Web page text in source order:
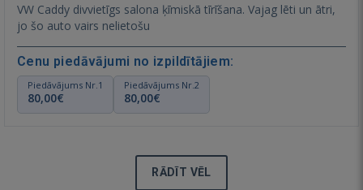
VW Caddy divvietīgs salona ķīmiskā tīrīšana. Vajag lēti un ātri,
jo šo auto vairs nelietošu
Cenu piedāvājumi no izpildītājiem:
Piedāvājums Nr.1
80,00€
Piedāvājums Nr.2
80,00€
RĀDĪT VĒL